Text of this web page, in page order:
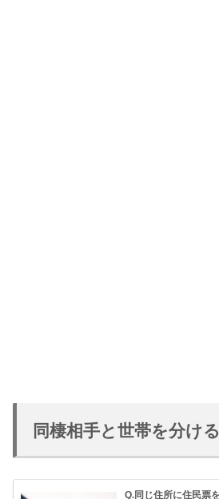
同棲相手と世帯を分け
Q.同じ住所に住民票